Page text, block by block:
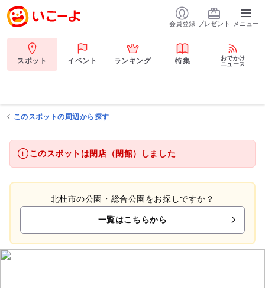
会員登録 プレゼント メニュー
スポット イベント ランキング 特集
おでかけ
ニュース
このスポットの周辺から探す
このスポットは閉店（閉館）しました
北杜市の公園・総合公園をお探しですか？
一覧はこちらから